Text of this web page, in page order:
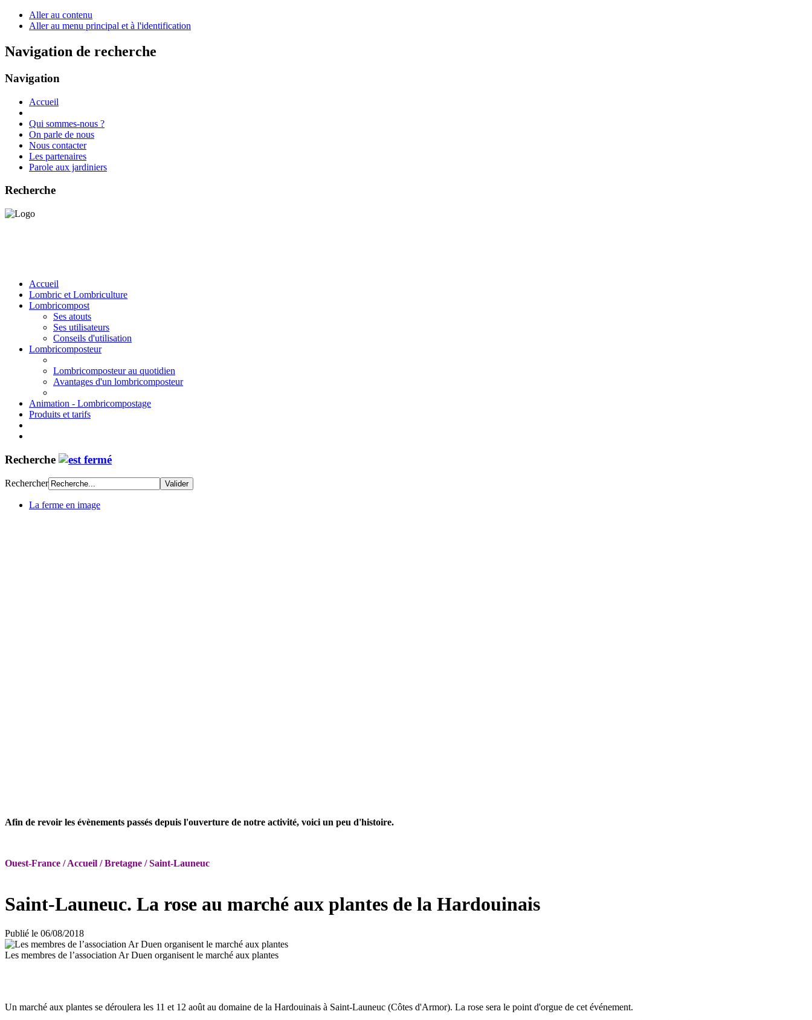
Aller au contenu
Aller au menu principal et à l'identification
Navigation de recherche
Navigation
Accueil
Qui sommes-nous ?
On parle de nous
Nous contacter
Les partenaires
Parole aux jardiniers
Recherche
Accueil
Lombric et Lombriculture
Lombricompost
Ses atouts
Ses utilisateurs
Conseils d'utilisation
Lombricomposteur
Lombricomposteur au quotidien
Avantages d'un lombricomposteur
Animation - Lombricompostage
Produits et tarifs
Recherche
Rechercher
La ferme en image
Afin de revoir les évènements passés depuis l'ouverture de notre activité, voici un peu d'histoire.
Ouest-France / Accueil / Bretagne / Saint-Launeuc
Saint-Launeuc. La rose au marché aux plantes de la Hardouinais
Publié le 06/08/2018
Les membres de l’association Ar Duen organisent le marché aux plantes
Un marché aux plantes se déroulera les 11 et 12 août au domaine de la Hardouinais à Saint-Launeuc (Côtes d'Armor). La rose sera le point d'orgue de cet événement.